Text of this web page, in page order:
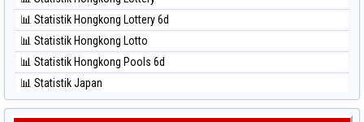
⚽ Bola Hitam Singapore
⚽ Bola Hitam Sydney
⚽ Bola Hitam Sydney Lottery
⚽ Bola Hitam Sydney Lottery 6d
⚽ Bola Hitam Sydney Lotto
📊 Statistik Hongkong Lottery 6d
📊 Statistik Hongkong Lotto
📊 Statistik Hongkong Pools 6d
📊 Statistik Japan
📊 Statistik Japan 6d